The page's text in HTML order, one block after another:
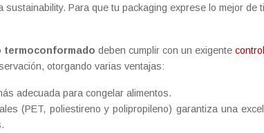
sustainability. Para que tu packaging exprese lo mejor de
termoconformado deben cumplir con un exigente
otorgando varias ventajas:
adecuada para congelar alimentos.
(PET, poliestireno y polipropileno) garantiza una